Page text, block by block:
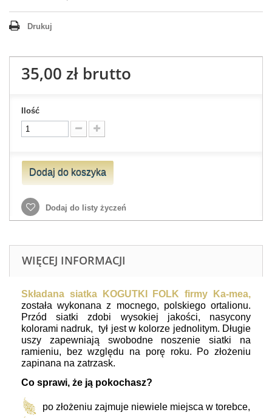
Drukuj
35,00 zł brutto
Ilość
Dodaj do koszyka
Dodaj do listy życzeń
WIĘCEJ INFORMACJI
Składana siatka KOGUTKI FOLK firmy Ka-mea,
została wykonana z mocnego, polskiego ortalionu.
Przód siatki zdobi wysokiej jakości, nasycony
kolorami nadruk, tył jest w kolorze jednolitym. Długie
uszy zapewniają swobodne noszenie siatki na
ramieniu, bez względu na porę roku. Po złożeniu
zapinana na zatrzask.
Co sprawi, że ją pokochasz?
po złożeniu zajmuje niewiele miejsca w torebce,